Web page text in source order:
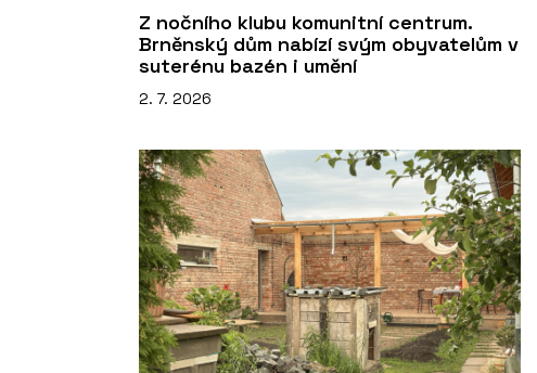
Z nočního klubu komunitní centrum.
Brněnský dům nabízí svým obyvatelům v
suterénu bazén i umění
2. 7. 2026